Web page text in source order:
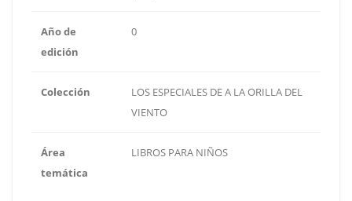
Año de
edición
0
Colección
LOS ESPECIALES DE A LA ORILLA DEL
VIENTO
Área
temática
LIBROS PARA NIÑOS